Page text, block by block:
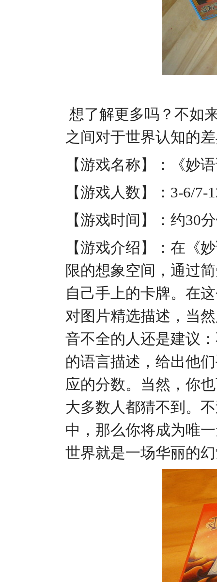
想了解更多吗？不如
之间对于世界认知的
【游戏名称】：《妙
【游戏人数】：3-6/7-
【游戏时间】：约30
【游戏介绍】：在《
限的想象空间，通过
自己手上的卡牌。在
对图片精选描述，当
音不全的人还是建议
的语言描述，给出他
应的分数。当然，你
大多数人都猜不到。
中，那么你将成为唯
世界就是一场华丽的